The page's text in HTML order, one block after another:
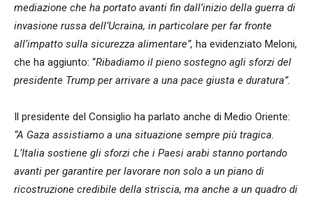
mediazione che ha portato avanti fin dall’inizio della guerra di
invasione russa dell’Ucraina, in particolare per far fronte
all’impatto sulla sicurezza alimentare”, ha evidenziato Meloni,
che ha aggiunto: “Ribadiamo il pieno sostegno agli sforzi del
presidente Trump per arrivare a una pace giusta e duratura”.
Il presidente del Consiglio ha parlato anche di Medio Oriente:
“A Gaza assistiamo a una situazione sempre più tragica.
L’Italia sostiene gli sforzi che i Paesi arabi stanno portando
avanti per garantire per lavorare non solo a un piano di
ricostruzione credibile della striscia, ma anche a un quadro di